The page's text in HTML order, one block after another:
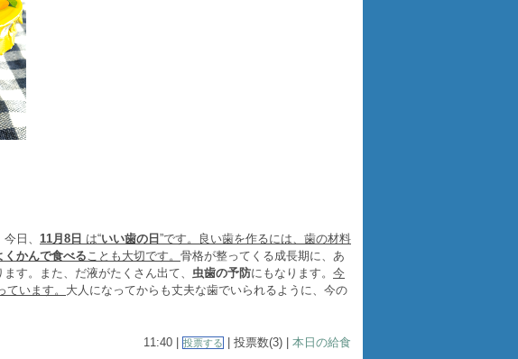
日、 11月8日 は“いい歯の日 ”です。良い歯を作るには、歯の材料
くかんで食べることも大切です。 骨格が整ってくる成長期に、あ
す。また、だ液がたくさん出て、 虫歯の予防にもなります。 今
ています。 大人になってからも丈夫な歯でいられるように、今の
11:40 | 投票する | 投票数(3) | 本日の給食